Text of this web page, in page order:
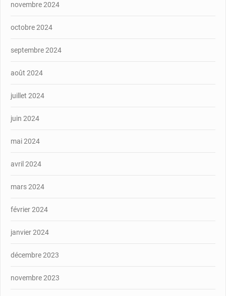
novembre 2024
octobre 2024
septembre 2024
août 2024
juillet 2024
juin 2024
mai 2024
avril 2024
mars 2024
février 2024
janvier 2024
décembre 2023
novembre 2023